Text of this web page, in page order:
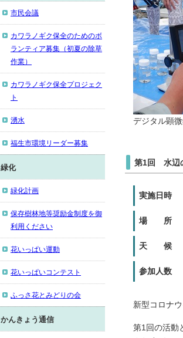
デジタル顕
第1回 水辺
実施日時
場 所
天 候
参加人数
新型コロナ
第1回の活動
市民会議
カワラノギク保全のためのボ
ランティア募集（初夏の除草
作業）
カワラノギク保全プロジェク
ト
湧水
福生市環境リーダー募集
緑化
緑化計画
保存樹林地等奨励金制度を御
利用ください
花いっぱい運動
花いっぱいコンテスト
ふっさ花とみどりの会
かんきょう通信